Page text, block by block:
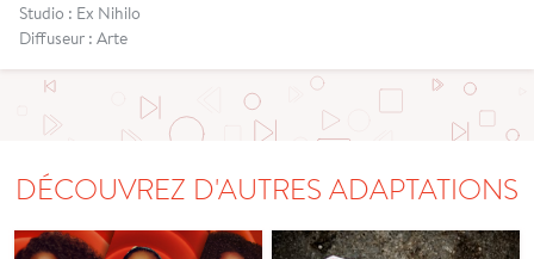
Studio : Ex Nihilo
Diffuseur : Arte
DÉCOUVREZ D'AUTRES ADAPTATIONS